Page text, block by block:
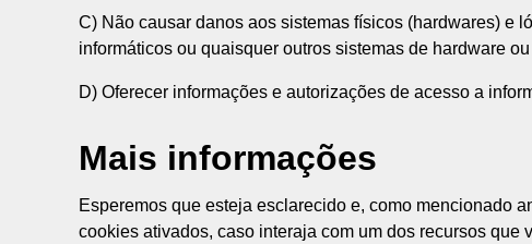
C) Não causar danos aos sistemas físicos (hardwares) e
informáticos ou quaisquer outros sistemas de hardware
D) Oferecer informações e autorizações de acesso a
Mais informações
Esperemos que esteja esclarecido e, como mencionado
cookies ativados, caso interaja com um dos recursos que